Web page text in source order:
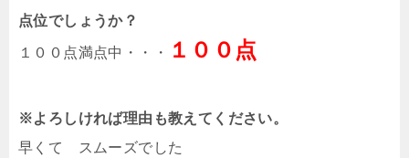
点位でしょうか？
１００点満点中・・・ １００点
※よろしければ理由も教えてください。
早くて スムーズでした